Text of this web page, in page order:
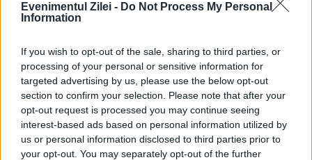
Evenimentul Zilei - Do Not Process My Personal
Information
If you wish to opt-out of the sale, sharing to third parties, or
processing of your personal or sensitive information for
targeted advertising by us, please use the below opt-out
section to confirm your selection. Please note that after your
opt-out request is processed you may continue seeing
interest-based ads based on personal information utilized by
us or personal information disclosed to third parties prior to
your opt-out. You may separately opt-out of the further
Primul mare retailer ce se extinde la
țară. Cum va arăta și cum va funcționa
28 MARTIE 2025
Auchan România continuă extinderea
programului de franciză început în iunie
2024, ajungând la 20 de magazine de